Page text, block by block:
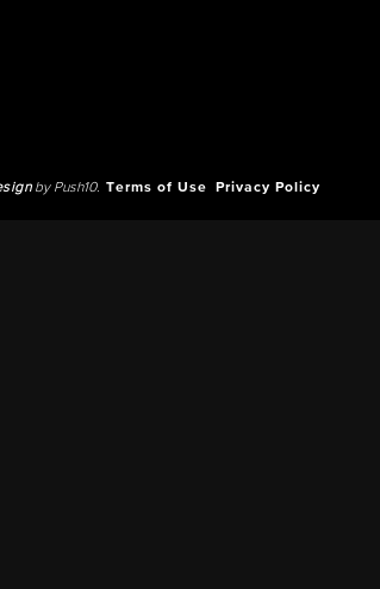
by Push10. Terms of Use Privacy Policy